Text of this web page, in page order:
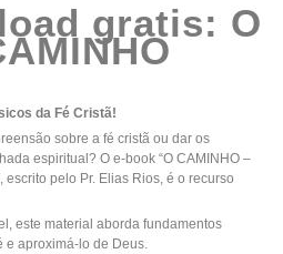
gratis: O
da Fé Cristã!
sobre a fé cristã ou dar os
espiritual? O e-book “O CAMINHO –
escrito pelo Pr. Elias Rios, é o recurso
este material aborda fundamentos
e aproximá-lo de Deus.